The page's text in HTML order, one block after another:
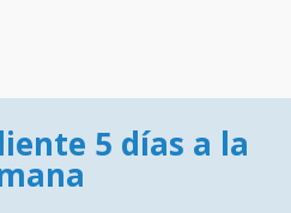
5 días a la